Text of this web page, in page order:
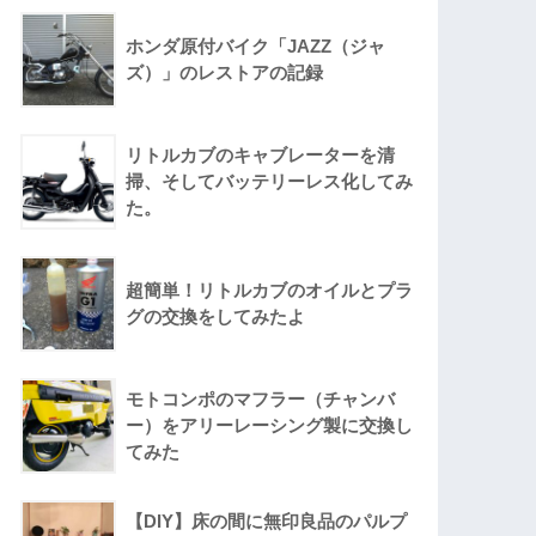
ホンダ原付バイク「JAZZ（ジャ
ズ）」のレストアの記録
リトルカブのキャブレーターを清
掃、そしてバッテリーレス化してみ
た。
超簡単！リトルカブのオイルとプラ
グの交換をしてみたよ
モトコンポのマフラー（チャンバ
ー）をアリーレーシング製に交換し
てみた
【DIY】床の間に無印良品のパルプ